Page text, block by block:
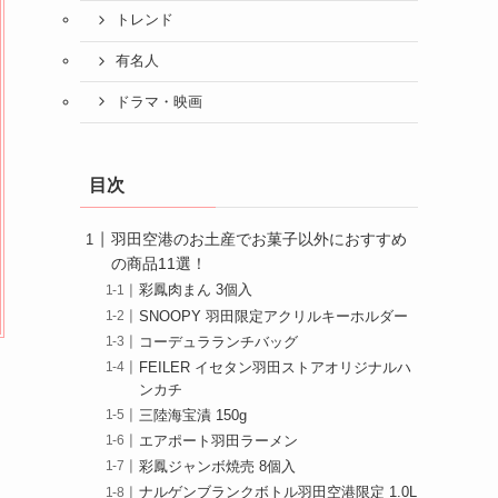
トレンド
有名人
ドラマ・映画
目次
羽田空港のお土産でお菓子以外におすすめ
の商品11選！
彩鳳肉まん 3個入
SNOOPY 羽田限定アクリルキーホルダー
コーデュラランチバッグ
FEILER イセタン羽田ストアオリジナルハ
ンカチ
三陸海宝漬 150g
エアポート羽田ラーメン
彩鳳ジャンボ焼売 8個入
ナルゲンブランクボトル羽田空港限定 1.0L